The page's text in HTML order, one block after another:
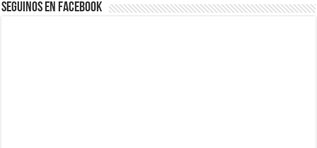
Seguinos en Facebook